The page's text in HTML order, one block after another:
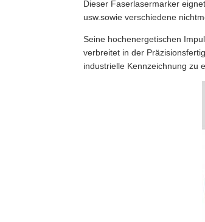
Dieser Faserlasermarker
usw.sowie verschiedene
Seine hochenergetischen
verbreitet in der
industrielle Kennzeichnung zu